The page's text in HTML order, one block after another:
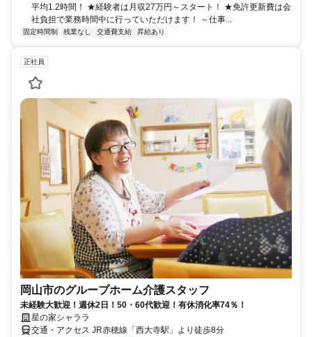
平均1.2時間！ ★経験者は月収27万円～スタート！ ★免許更新費は会
社負担で業務時間中に行っていただけます！ ～仕事...
固定時間制 残業なし 交通費支給 昇給あり
正社員
岡山市のグループホーム介護スタッフ
未経験大歓迎！週休2日！50・60代歓迎！有休消化率74％！
星の家シャララ
交通・アクセス JR赤穂線「西大寺駅」より徒歩8分